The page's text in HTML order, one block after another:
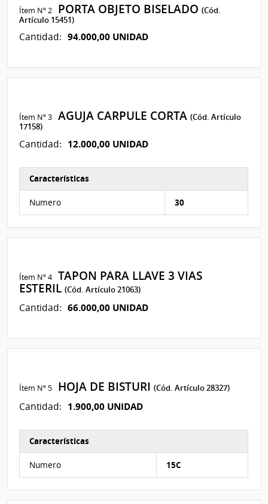
Ítem Nº 2 PORTA OBJETO BISELADO(Cód.
Artículo 15451)
Cantidad: 94.000,00 UNIDAD
Ítem Nº 3 AGUJA CARPULE CORTA(Cód. Artículo
17158)
Cantidad: 12.000,00 UNIDAD
Características
Numero 30
Ítem Nº 4 TAPON PARA LLAVE 3 VIAS
ESTERIL(Cód. Artículo 21063)
Cantidad: 66.000,00 UNIDAD
Ítem Nº 5 HOJA DE BISTURI(Cód. Artículo 28327)
Cantidad: 1.900,00 UNIDAD
Características
Numero 15C